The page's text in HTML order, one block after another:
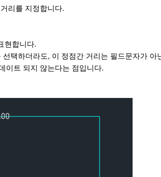
리를 지정합니다.
현합니다.
택하더라도, 이 정점간 거리는 필드문자가 아
이트 되지 않는다는 점입니다.